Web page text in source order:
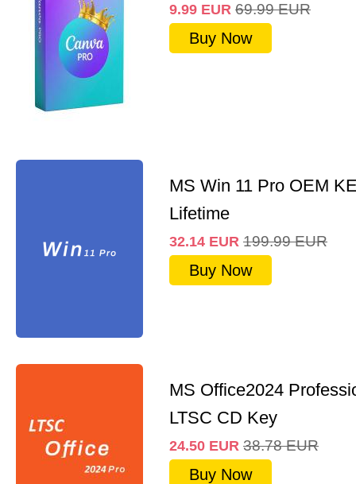
9.99 EUR 69.99 EUR
Buy Now
MS Win 11 Pro OEM
Lifetime
32.14 EUR 199.99 EUR
Buy Now
MS Office2024
LTSC CD Key
24.50 EUR 38.78 EUR
Buy Now